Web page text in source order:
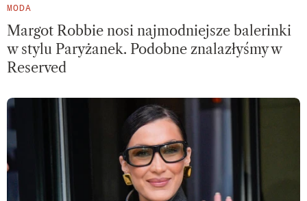
MODA
Margot Robbie nosi najmodniejsze balerinki
w stylu Paryżanek. Podobne znalazłyśmy w
Reserved